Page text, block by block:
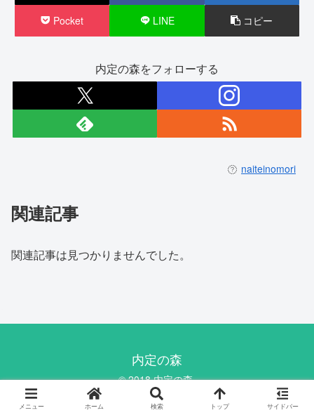
Pocket LINE コピー
内定の森をフォローする
naiteinomori
関連記事
関連記事は見つかりませんでした。
内定の森
© 2018 内定の森.
メニュー ホーム 検索 トップ サイドバー